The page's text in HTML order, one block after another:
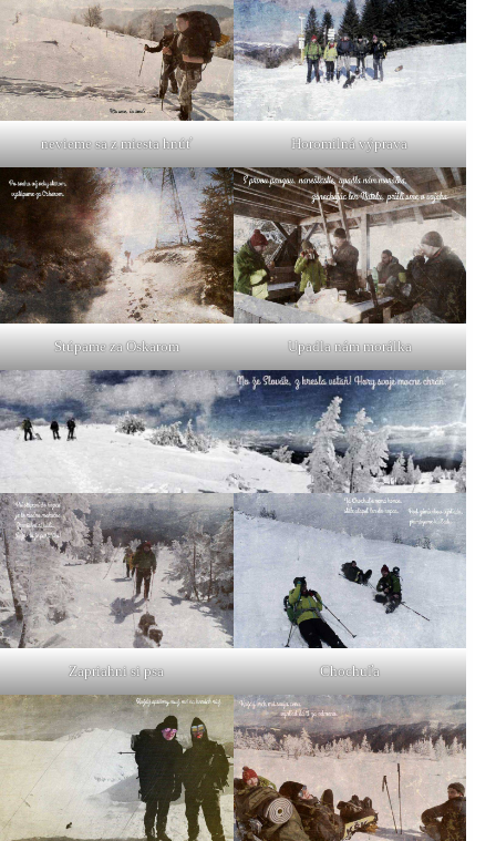
nevieme sa z miesta hnúť Horomilná výprava
Stúpame za Oskarom Upadla nám morálka
Zapriahni si psa Chochuľa